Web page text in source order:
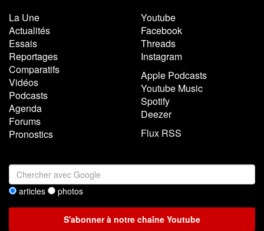
La Une
Actualités
Essais
Reportages
Comparatifs
Vidéos
Podcasts
Agenda
Forums
Pronostics
Youtube
Facebook
Threads
Instagram
Apple Podcasts
Youtube Music
Spotify
Deezer
Flux RSS
articles photos